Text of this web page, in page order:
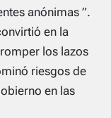
anónimas ”.
en la
los lazos
riesgos de
en las